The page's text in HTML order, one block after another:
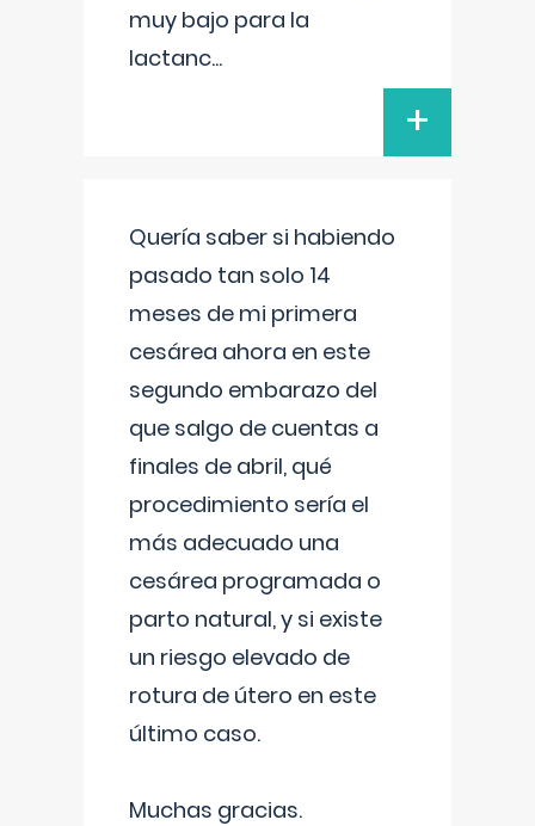
muy bajo para la
lactanc...
+
Quería saber si habiendo
pasado tan solo 14
meses de mi primera
cesárea ahora en este
segundo embarazo del
que salgo de cuentas a
finales de abril, qué
procedimiento sería el
más adecuado una
cesárea programada o
parto natural, y si existe
un riesgo elevado de
rotura de útero en este
último caso.
Muchas gracias.